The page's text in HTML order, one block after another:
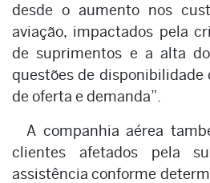
desde o aumento nos
aviação, impactados pela
de suprimentos e a alta
questões de disponibilidade
de oferta e demanda”.
A companhia aérea
clientes afetados pela
assistência conforme